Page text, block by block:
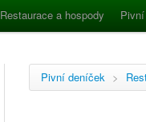
Restaurace a hospody
Pivní deníček >